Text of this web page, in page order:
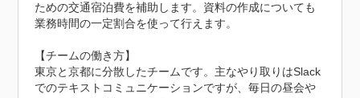
ための交通宿泊費を補助します。資料の作成についても
業務時間の一定割合を使って行えます。
【チームの働き方】
東京と京都に分散したチームです。主なやり取りはSlack
でのテキストコミュニケーションですが、毎日の昼会や